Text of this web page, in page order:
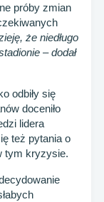
próby zmian
że niedługo
– dodał
odbiły się
doceniło
lidera
też pytania o
tym kryzysie.